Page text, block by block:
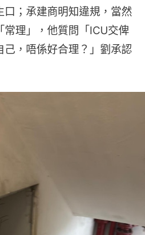
；承建商明知違規，當然
理」，他質問「ICU交俾
己，唔係好合理？」劉承認